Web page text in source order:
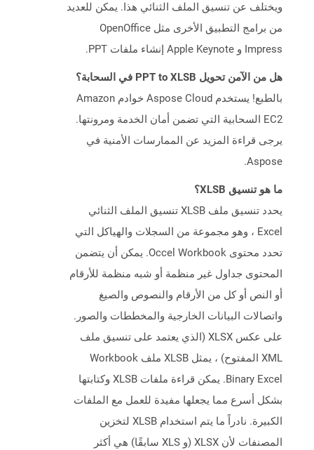
ويختلف عن تنسيق الملف الثنائي هذا. يمكن للعديد
من برامج التطبيق الأخرى مثل OpenOffice
Impress و Apple Keynote إنشاء ملفات PPT.
هل من الآمن تحويل PPT to XLSB في السحابة؟
بالطبع! يستخدم Aspose Cloud خوادم Amazon
EC2 السحابية التي تضمن أمان الخدمة ومرونتها.
يرجى قراءة المزيد عن الممارسات الأمنية في
Aspose.
ما هو تنسيق XLSB؟
يحدد تنسيق ملف XLSB تنسيق الملف الثنائي
Excel ، وهو مجموعة من السجلات والهياكل التي
تحدد محتوى Occel Workbook. يمكن أن يتضمن
المحتوى جداول غير منظمة أو شبه منظمة للأرقام
أو النص أو كل من الأرقام والنصوص والصيغ
واتصالات البيانات الخارجية والمخططات والصور.
على عكس XLSX (الذي يعتمد على تنسيق ملف
XML المفتوح) ، يمثل XLSB ملف Workbook
Binary Excel. يمكن قراءة ملفات XLSB وكتابتها
بشكل أسرع مما يجعلها مفيدة للعمل مع الملفات
الكبيرة. نادراً ما يتم استخدام XLSB لتخزين
المصنفات لأن XLSX (و XLS سابقًا) هي أكثر